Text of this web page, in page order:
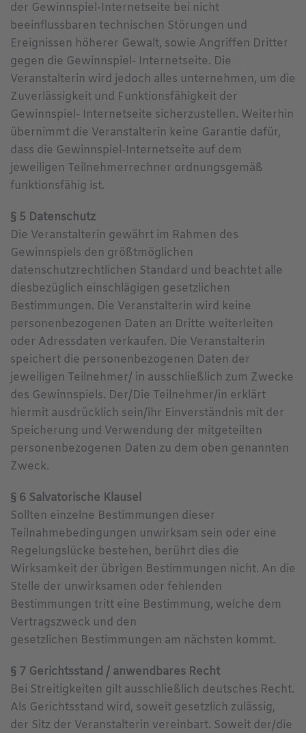
der Gewinnspiel-Internetseite bei nicht
beeinflussbaren technischen Störungen und
Ereignissen höherer Gewalt, sowie Angriffen Dritter
gegen die Gewinnspiel- Internetseite. Die
Veranstalterin wird jedoch alles unternehmen, um die
Zuverlässigkeit und Funktionsfähigkeit der
Gewinnspiel- Internetseite sicherzustellen. Weiterhin
übernimmt die Veranstalterin keine Garantie dafür,
dass die Gewinnspiel-Internetseite auf dem
jeweiligen Teilnehmerrechner ordnungsgemäß
funktionsfähig ist.
§ 5 Datenschutz
Die Veranstalterin gewährt im Rahmen des
Gewinnspiels den größtmöglichen
datenschutzrechtlichen Standard und beachtet alle
diesbezüglich einschlägigen gesetzlichen
Bestimmungen. Die Veranstalterin wird keine
personenbezogenen Daten an Dritte weiterleiten
oder Adressdaten verkaufen. Die Veranstalterin
speichert die personenbezogenen Daten der
jeweiligen Teilnehmer/ in ausschließlich zum Zwecke
des Gewinnspiels. Der/Die Teilnehmer/in erklärt
hiermit ausdrücklich sein/ihr Einverständnis mit der
Speicherung und Verwendung der mitgeteilten
personenbezogenen Daten zu dem oben genannten
Zweck.
§ 6 Salvatorische Klausel
Sollten einzelne Bestimmungen dieser
Teilnahmebedingungen unwirksam sein oder eine
Regelungslücke bestehen, berührt dies die
Wirksamkeit der übrigen Bestimmungen nicht. An die
Stelle der unwirksamen oder fehlenden
Bestimmungen tritt eine Bestimmung, welche dem
Vertragszweck und den
gesetzlichen Bestimmungen am nächsten kommt.
§ 7 Gerichtsstand / anwendbares Recht
Bei Streitigkeiten gilt ausschließlich deutsches Recht.
Als Gerichtsstand wird, soweit gesetzlich zulässig,
der Sitz der Veranstalterin vereinbart. Soweit der/die